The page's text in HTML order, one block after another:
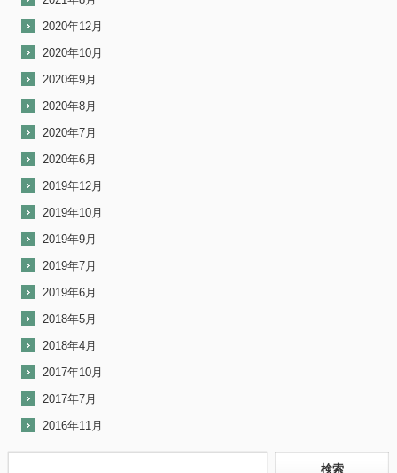
2020年12月
2020年10月
2020年9月
2020年8月
2020年7月
2020年6月
2019年12月
2019年10月
2019年9月
2019年7月
2019年6月
2018年5月
2018年4月
2017年10月
2017年7月
2016年11月